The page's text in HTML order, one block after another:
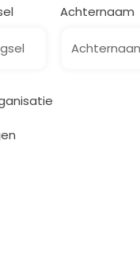
Achternaam